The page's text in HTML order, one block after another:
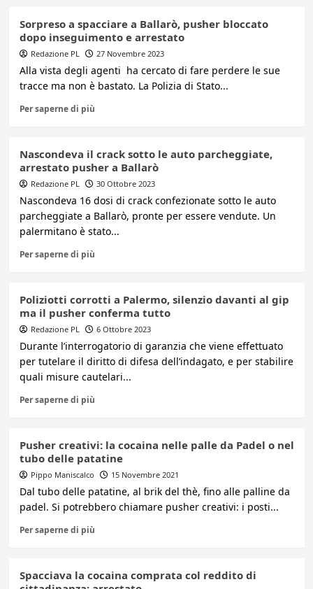
Sorpreso a spacciare a Ballarò, pusher bloccato
dopo inseguimento e arrestato
Redazione PL 27 Novembre 2023
Alla vista degli agenti ha cercato di fare perdere le sue
tracce ma non è bastato. La Polizia di Stato...
Per saperne di più
Nascondeva il crack sotto le auto parcheggiate,
arrestato pusher a Ballarò
Redazione PL 30 Ottobre 2023
Nascondeva 16 dosi di crack confezionate sotto le auto
parcheggiate a Ballarò, pronte per essere vendute. Un
palermitano è stato...
Per saperne di più
Poliziotti corrotti a Palermo, silenzio davanti al gip
ma il pusher conferma tutto
Redazione PL 6 Ottobre 2023
Durante l’interrogatorio di garanzia che viene effettuato
per tutelare il diritto di difesa dell’indagato, e per stabilire
quali misure cautelari...
Per saperne di più
Pusher creativi: la cocaina nelle palle da Padel o nel
tubo delle patatine
Pippo Maniscalco 15 Novembre 2021
Dal tubo delle patatine, al brik del thè, fino alle palline da
padel. Si potrebbero chiamare pusher creativi: i posti...
Per saperne di più
Spacciava la cocaina comprata col reddito di